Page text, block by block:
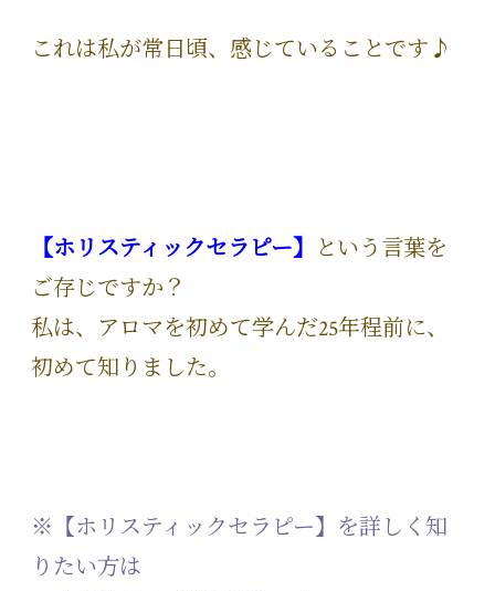
これは私が常日頃、感じていることです♪
【ホリスティックセラピー】
という言葉を
ご存じですか？
私は、アロマを初めて学んだ25年程前に、
初めて知りました。
※【ホリスティックセラピー】を詳しく知
りたい方は